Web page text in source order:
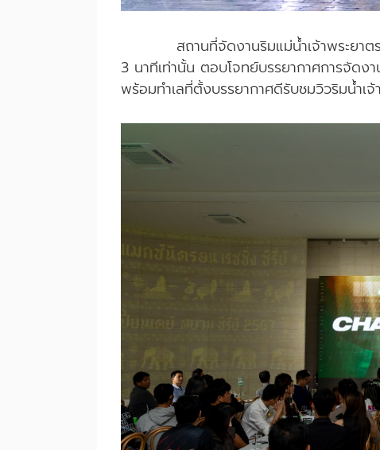
สถานที่จัดงานริมแม่น้ำเจ้าพระยาตรง
3 นาทีเท่านั้น ตอบโจทย์บรรยากาศการจัดง
พร้อมทำเลที่ตั้งบรรยากาศดีรับชมวิวริมน้ำเจ้